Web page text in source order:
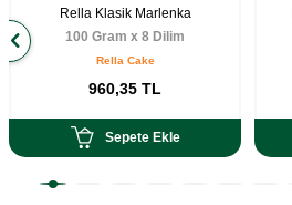
Rella Klasik Marlenka
100 Gram x 8 Dilim
Rella Cake
960,35 TL
Sepete Ekle